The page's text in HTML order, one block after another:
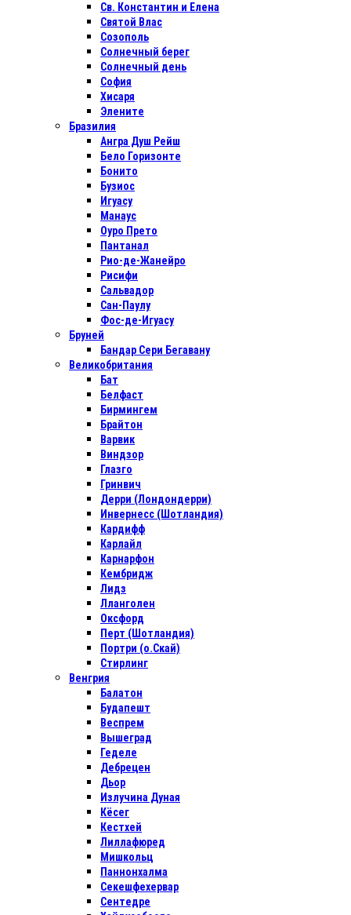
Св. Константин и Елена
Святой Влас
Созополь
Солнечный берег
Солнечный день
София
Хисаря
Элените
Бразилия
Ангра Душ Рейш
Бело Горизонте
Бонито
Бузиос
Игуасу
Манаус
Оуро Прето
Пантанал
Рио-де-Жанейро
Рисифи
Сальвадор
Сан-Паулу
Фос-де-Игуасу
Бруней
Бандар Сери Бегавану
Великобритания
Бат
Белфаст
Бирмингем
Брайтон
Варвик
Виндзор
Глазго
Гринвич
Дерри (Лондондерри)
Инвернесс (Шотландия)
Кардифф
Карлайл
Карнарфон
Кембридж
Лидз
Лланголен
Оксфорд
Перт (Шотландия)
Портри (о.Скай)
Стирлинг
Венгрия
Балатон
Будапешт
Веспрем
Вышеград
Геделе
Дебрецен
Дьор
Излучина Дуная
Кёсег
Кестхей
Лиллафюред
Мишкольц
Паннонхалма
Секешфехервар
Сентедре